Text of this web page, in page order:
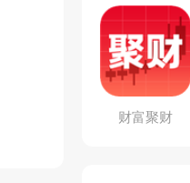
财富聚财